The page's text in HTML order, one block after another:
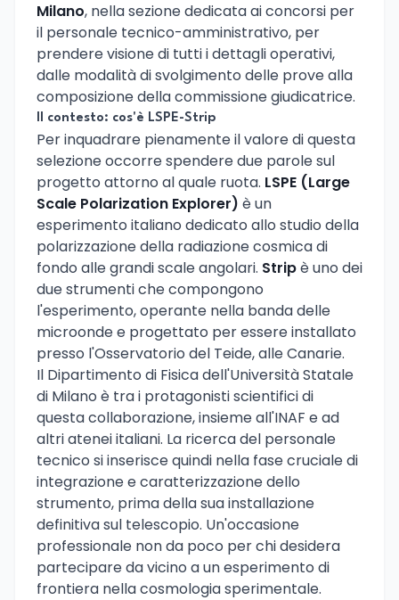
Milano, nella sezione dedicata ai concorsi per
il personale tecnico-amministrativo, per
prendere visione di tutti i dettagli operativi,
dalle modalità di svolgimento delle prove alla
composizione della commissione giudicatrice.
Il contesto: cos'è LSPE-Strip
Per inquadrare pienamente il valore di questa
selezione occorre spendere due parole sul
progetto attorno al quale ruota. LSPE (Large
Scale Polarization Explorer) è un
esperimento italiano dedicato allo studio della
polarizzazione della radiazione cosmica di
fondo alle grandi scale angolari. Stripè uno dei
due strumenti che compongono
l'esperimento, operante nella banda delle
microonde e progettato per essere installato
presso l'Osservatorio del Teide, alle Canarie.
Il Dipartimento di Fisica dell'Università Statale
di Milano è tra i protagonisti scientifici di
questa collaborazione, insieme all'INAF e ad
altri atenei italiani. La ricerca del personale
tecnico si inserisce quindi nella fase cruciale di
integrazione e caratterizzazione dello
strumento, prima della sua installazione
definitiva sul telescopio. Un'occasione
professionale non da poco per chi desidera
partecipare da vicino a un esperimento di
frontiera nella cosmologia sperimentale.